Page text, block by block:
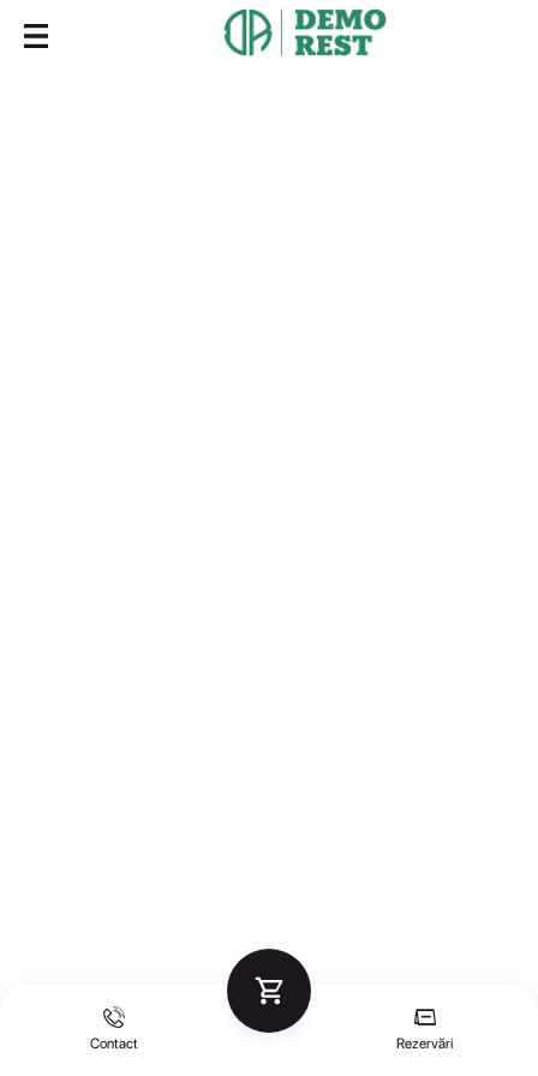
Contact Rezervări